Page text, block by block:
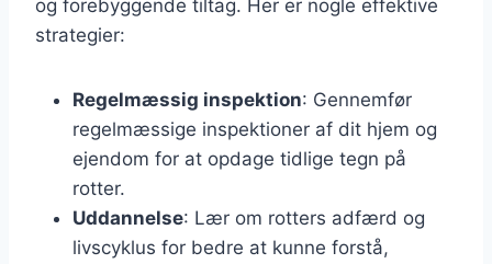
og forebyggende tiltag. Her er nogle effektive
strategier:
Regelmæssig inspektion: Gennemfør
regelmæssige inspektioner af dit hjem og
ejendom for at opdage tidlige tegn på
rotter.
Uddannelse: Lær om rotters adfærd og
livscyklus for bedre at kunne forstå,